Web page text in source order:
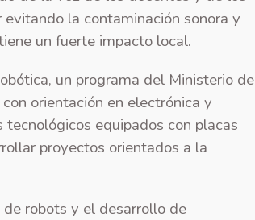
la contaminación sonora y
un fuerte impacto local.
un programa del Ministerio de
orientación en electrónica y
equipados con placas
proyectos orientados a la
robots y el desarrollo de